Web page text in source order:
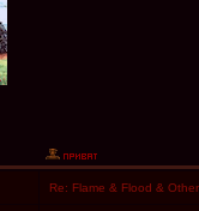
Re: Flame & Flood &